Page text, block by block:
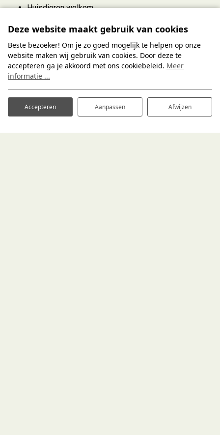
Huisdieren welkom
Televisie op slaapkamer
Regendouche
Vloerverwarming in badkamer
Bubbelbad
Ligging aan de buitenrand
Ligging op het zuiden
Nabij centrumvoorzieningen
Rustig gelegen
Deze website maakt gebruik van cookies
Beste bezoeker! Om je zo goed mogelijk te helpen op onze
website maken wij gebruik van cookies. Door deze te
accepteren ga je akkoord met ons cookiebeleid. Meer
informatie ...
Accepteren Aanpassen Afwijzen
Bungalows voor 2, 4, 6, 8, 10 en 12
personen
Komt u samen of met de hele familie? Wij
hebben bungalows geschikt voor 2, 4, 6, 8,
10 en 12 personen!
Bekijk alle accommodaties